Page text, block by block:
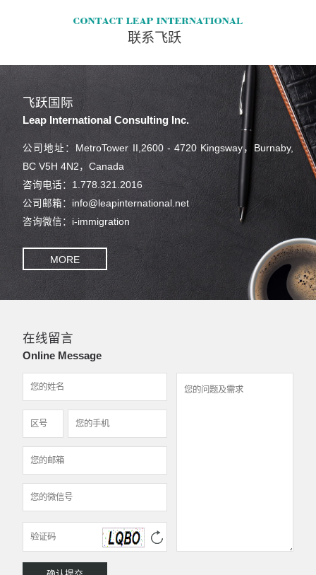
联系飞跃
飞跃国际
Leap International Consulting Inc.
公司地址：MetroTower II,2600 - 4720 Kingsway，Burnaby,
BC V5H 4N2，Canada
咨询电话：1.778.321.2016
公司邮箱：info@leapinternational.net
咨询微信：i-immigration
MORE
在线留言
Online Message